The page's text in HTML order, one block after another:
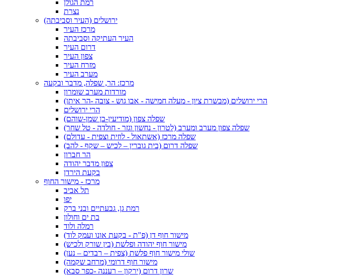
רמת הגולן
נצרת
ירושלים (העיר וסביבתה)
מרכז העיר
העיר העתיקה וסביבתה
דרום העיר
צפון העיר
מזרח העיר
מערב העיר
מרכז: הר, שפלה, מדבר ובקעה
מורדות מערב שומרון
הרי ירושלים (מבשרת ציון - מעלה חמישה - אבו גוש - צובה -הר איתן)
הרי ירושלים
שפלה צפון (מודיעין-בן שמן-שוהם)
שפלה צפון מערב ומערב (לטרון - נחשון וגזר - חולדה - טל שחר)
שפלה מרכז (אשתאול - לוזית וצפית - עדולם)
שפלה דרום (בית גוברין – לכיש – שקף - להב)
הר חברון
צפון מדבר יהודה
בקעת הירדן
מרכז - מישור החוף
תל אביב
יפו
רמת גן, גבעתיים ובני ברק
בת ים וחולון
רמלה ולוד
מישור חוף דן (פ"ת - בקעת אונו ועמק לוד)
מישור חוף יהודה ופלשת (בין שורק ולכיש)
שולי מישור חוף פלשת (צפית – רבדים – נען)
מישור חוף דרומי (מרחב שקמה)
שרון דרום (ירקון – רעננה -כפר סבא)